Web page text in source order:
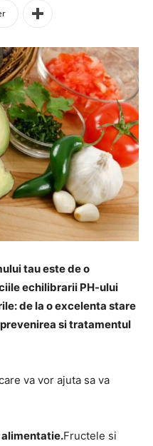
tau este de o
echilibrarii PH-ului
de la o excelenta stare
si tratamentul
va vor ajuta sa va
alimentatie.Fructele si